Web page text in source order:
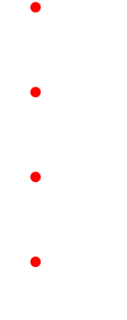
●
●
●
●